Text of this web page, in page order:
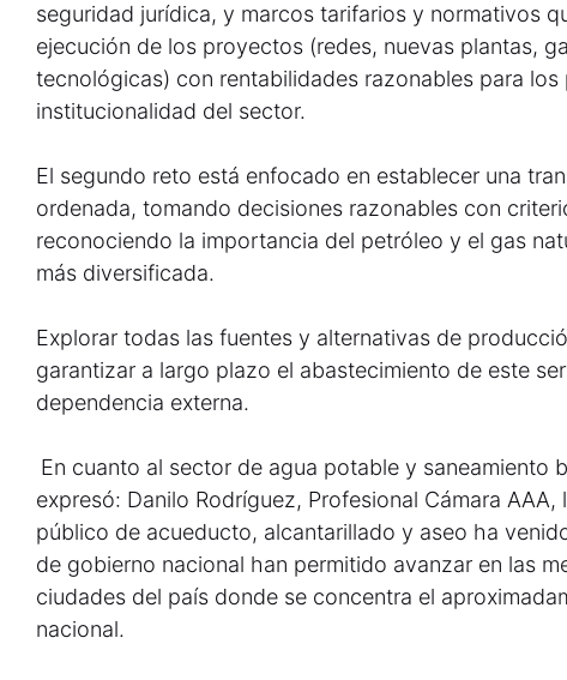
seguridad jurídica, y marcos tarifarios y normativos
ejecución de los proyectos (redes, nuevas plantas,
tecnológicas) con rentabilidades razonables para
institucionalidad del sector.
El segundo reto está enfocado en establecer una
ordenada, tomando decisiones razonables con
reconociendo la importancia del petróleo y el gas
más diversificada.
Explorar todas las fuentes y alternativas de
garantizar a largo plazo el abastecimiento de este
dependencia externa.
En cuanto al sector de agua potable y saneamiento
expresó: Danilo Rodríguez, Profesional Cámara
público de acueducto, alcantarillado y aseo ha
de gobierno nacional han permitido avanzar en las
ciudades del país donde se concentra el
nacional.